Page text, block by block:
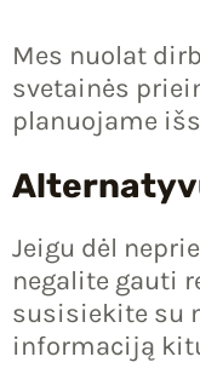
Mes nuolat
svetainės
planuojame
Jeigu dėl
negalite gauti
susisiekite su
informaciją